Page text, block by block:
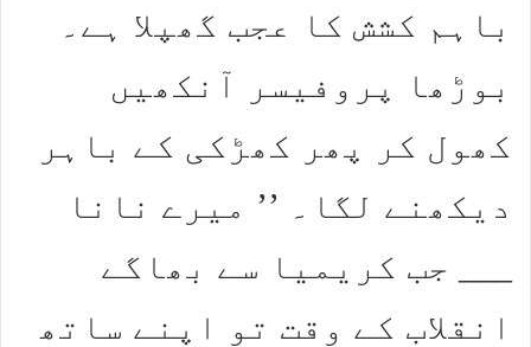
باہم کشش کا عجب گھپلا ہے۔
بوڑھا پروفیسر آنکھیں
کھول کر پھر کھڑکی کے باہر
دیکھنے لگا۔ ’’ میرے نانا
___ جب کریمیا سے بھاگے
انقلاب کے وقت تو اپنے ساتھ